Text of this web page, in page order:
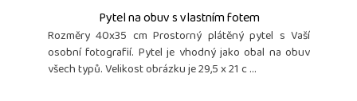
Pytel na obuv s vlastním fotem
Rozměry 40x35 cm Prostorný plátěný pytel s Vaší
osobní fotografií. Pytel je vhodný jako obal na obuv
všech typů. Velikost obrázku je 29,5 x 21 c ...